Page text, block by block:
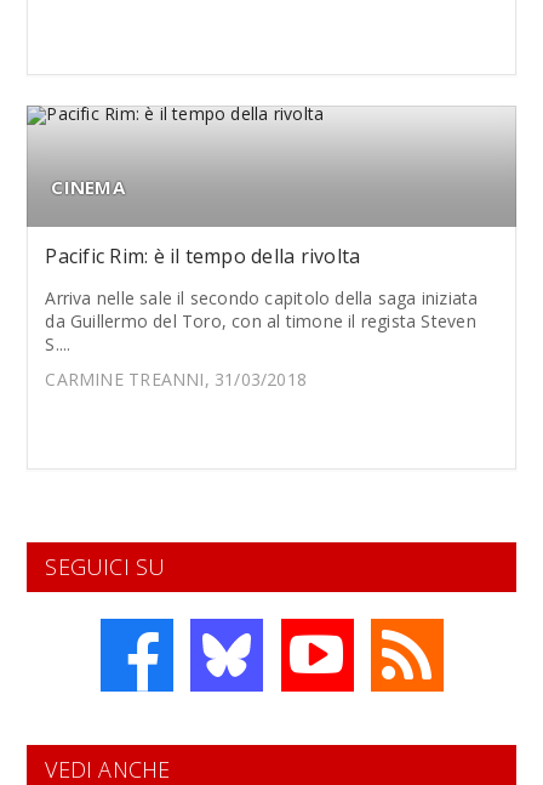
CINEMA
Pacific Rim: è il tempo della rivolta
Arriva nelle sale il secondo capitolo della saga iniziata
da Guillermo del Toro, con al timone il regista Steven
S....
CARMINE TREANNI, 31/03/2018
SEGUICI SU
VEDI ANCHE